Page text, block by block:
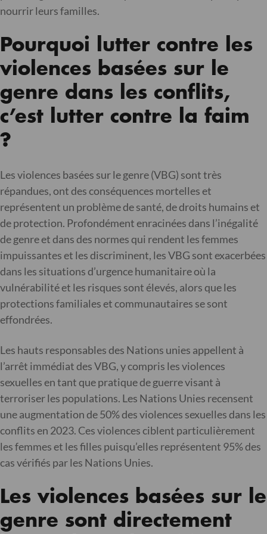
nourrir leurs familles.
Pourquoi lutter contre les
violences basées sur le
genre dans les conflits,
c’est lutter contre la faim
?
Les violences basées sur le genre (VBG) sont très
répandues, ont des conséquences mortelles et
représentent un problème de santé, de droits humains et
de protection. Profondément enracinées dans l’inégalité
de genre et dans des normes qui rendent les femmes
impuissantes et les discriminent, les VBG sont exacerbées
dans les situations d’urgence humanitaire où la
vulnérabilité et les risques sont élevés, alors que les
protections familiales et communautaires se sont
effondrées.
Les hauts responsables des Nations unies appellent à
l’arrêt immédiat des VBG, y compris les violences
sexuelles en tant que pratique de guerre visant à
terroriser les populations. Les Nations Unies recensent
une augmentation de 50% des violences sexuelles dans les
conflits en 2023. Ces violences ciblent particulièrement
les femmes et les filles puisqu’elles représentent 95% des
cas vérifiés par les Nations Unies.
Les violences basées sur le
genre sont directement